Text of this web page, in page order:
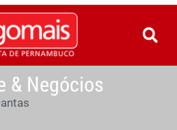
& Negócios